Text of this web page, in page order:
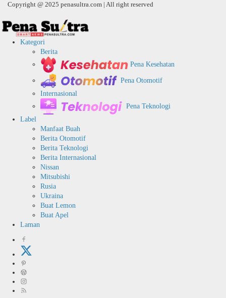
Copyright @ 2025 penasultra.com | All right reserved
Kategori
Berita
Pena Kesehatan
Pena Otomotif
Internasional
Pena Teknologi
Label
Manfaat Buah
Berita Otomotif
Berita Teknologi
Berita Internasional
Nissan
Mitsubishi
Rusia
Ukraina
Buat Lemon
Buat Apel
Laman